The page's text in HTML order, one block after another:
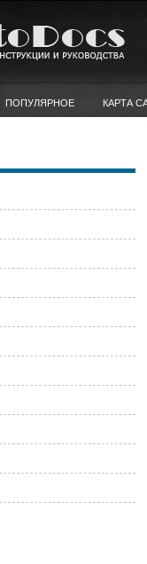
ПОПУЛЯРНОЕ КАРТА